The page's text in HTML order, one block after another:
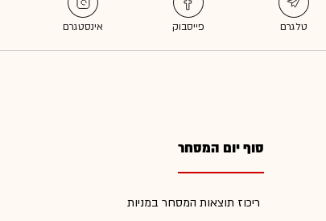
סוף יום המסחר
ריכוז תוצאות המסחר במניות